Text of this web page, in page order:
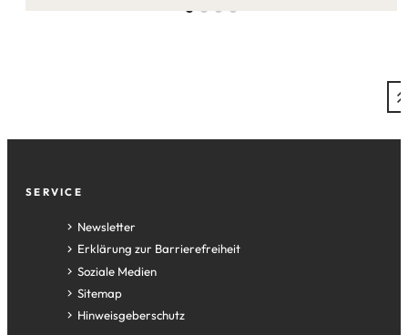
Fußzeile
SERVICE
Newsletter
Erklärung zur Barrierefreiheit
Soziale Medien
Sitemap
Hinweisgeberschutz